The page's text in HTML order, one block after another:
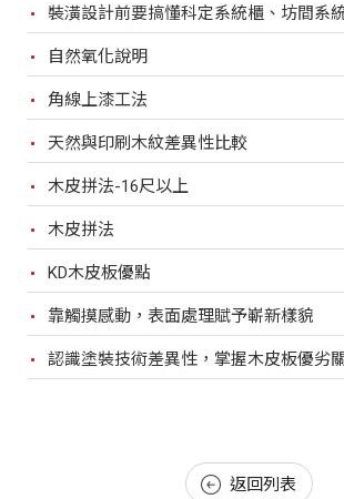
自然氧化說明
角線上漆工法
天然與印刷木紋差異性比較
木皮拼法-16尺以上
木皮拼法
KD木皮板優點
靠觸摸感動，表面處理賦予嶄新樣貌
認識塗裝技術差異性，掌握木皮板優劣
返回列表